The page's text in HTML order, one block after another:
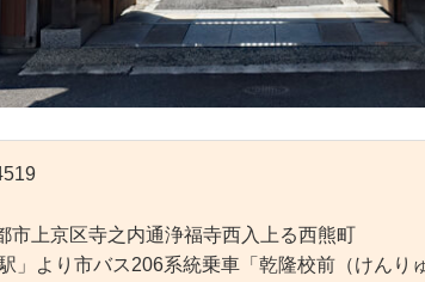
市上京区寺之内通浄福寺西入上る西熊町
」より市バス206系統乗車「乾隆校前（けんり